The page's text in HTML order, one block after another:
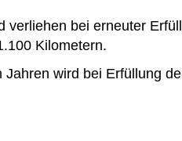
bei erneuter
Kilometern.
wird bei Erfüllung